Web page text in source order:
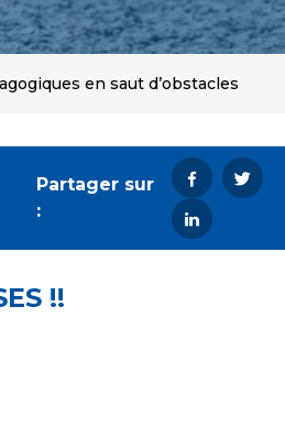
en saut d’obstacles
Partager sur
:
!!